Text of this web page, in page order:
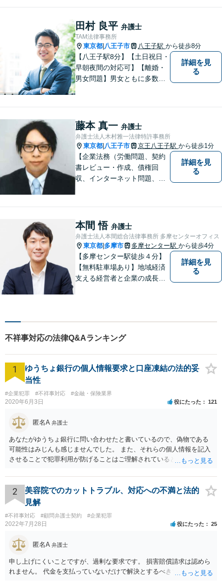
題解決を心がけております。
お電話の際に『ココナラ経由
で八幡弁護士に相談希望』と
お伝え下さい。
田村 良平 弁護士
TAM法律事務所
東京都 八王子市 八王子駅 から徒歩8分
【八王子駅8分】【土日祝日・
早朝夜間の対応可】【離婚・
男女問題】男女ともに多数実
い。
詳細を見
る
藤本 真一 弁護士
弁護士法人木村雅一法律特許事務所
東京都 八王子市 京王八王子駅 から徒歩1分
【企業法務（労働問題、契約
書レビュー・作成、債権回
収、インターネット問題、ク
駅徒歩１分・八王子駅徒歩５
分】
詳細を見
る
本間 悟 弁護士
弁護士法人本間総合法律事務所 多摩センターオフィス
東京都 多摩市 多摩センター駅 から徒歩4分
【多摩センター駅徒歩４分】
【無料駐車場あり】地域経済
支える経営者と企業の成長を
事故、相続、成年後見、不動
産など幅広く法律問題に対応
しますので、お気軽にご相談
を。
詳細を見
る
不祥事対応の法律Q&Aランキング
1
ゆうちょ銀行の個人情報要求と口座凍結の法的妥
当性
#企業犯罪 #不祥事対応 #金融・保険業界
2020年6月3日 役にたった 121
匿名A 弁護士
あなたがゆうちょ銀行に問い合わせたと書いているので、偽物である
可能性はみじんも感じませんでした。 また、それらの個人情報を記入
させることで犯罪利用が防げることはご理解されているとおりです。
士に同意を求めているだけです。 最初の回答では分かりづらかったの
かもしれませんが、質問にわかりやすく答えると「法的に許される」
が答えになります。 補足でアドバイスしておきますと、今私に反論し
てきたその内容をゆうちょ銀行にぶつければいいとおもいます。 もっ
とも、ぶつけられたゆうちょ銀行があなたと契約するかは法律上ゆう
ちょ銀行の自由です。
2
美容院でのカットトラブル、対応への不満と法的
見解
#不祥事対応 #顧問弁護士契約 #企業犯罪
2022年7月28日 役にたった 25
匿名A 弁護士
申し上げにくいことですが、過剰な要求です。 損害賠償請求は認めら
れません。 代金を支払っていないだけで解決とするべきでしょう。